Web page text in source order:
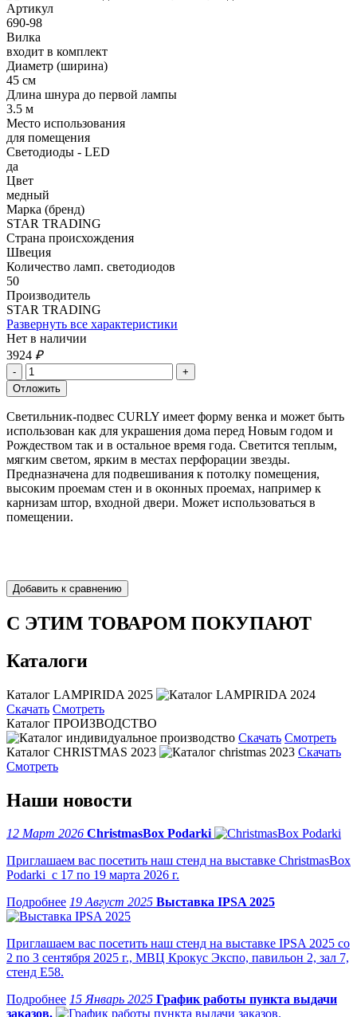
Артикул
690-98
Вилка
входит в комплект
Диаметр (ширина)
45 см
Длина шнура до первой лампы
3.5 м
Место использования
для помещения
Светодиоды - LED
да
Цвет
медный
Марка (бренд)
STAR TRADING
Страна происхождения
Швеция
Количество ламп. светодиодов
50
Производитель
STAR TRADING
Развернуть все характеристики
Нет в наличии
3924 ₽
Светильник-подвес CURLY имеет форму венка и может быть
использован как для украшения дома перед Новым годом и
Рождеством так и в остальное время года. Светится теплым,
мягким светом, ярким в местах перфорации звезды.
Предназначена для подвешивания к потолку помещения,
высоким проемам стен и в оконных проемах, например к
карнизам штор, входной двери. Может использоваться в
помещении.
С ЭТИМ ТОВАРОМ ПОКУПАЮТ
Каталоги
Каталог LAMPIRIDA 2025
Скачать Смотреть
Каталог ПРОИЗВОДСТВО
Скачать Смотреть
Каталог CHRISTMAS 2023
Скачать
Смотреть
Наши новости
12 Март 2026 ChristmasBox Podarki
Приглашаем вас посетить наш стенд на выставке ChristmasBox
Podarki с 17 по 19 марта 2026 г.
19 Август 2025 Выставка IPSA 2025
Приглашаем вас посетить наш стенд на выставке IPSA 2025 со
2 по 3 сентября 2025 г., МВЦ Крокус Экспо, павильон 2, зал 7,
стенд Е58.
15 Январь 2025 График работы пункта выдачи
заказов.